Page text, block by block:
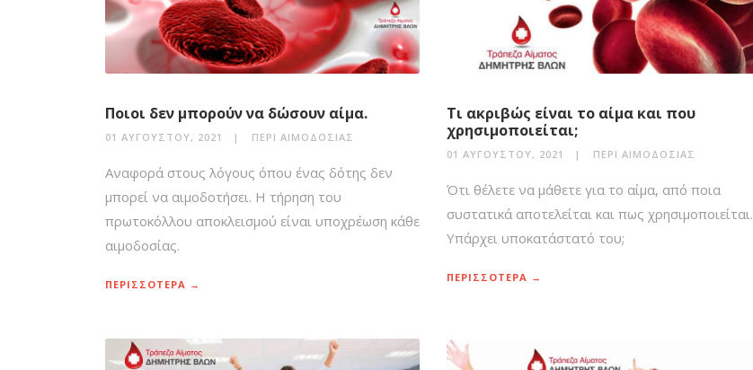
Ποιοι δεν μπορούν να δώσουν αίμα.
01 ΑΥΓΟΎΣΤΟΥ, 2021 ΠΕΡΊ ΑΙΜΟΔΟΣΊΑΣ
Αναφορά στους λόγους όπου ένας δότης δεν
μπορεί να αιμοδοτήσει. Η τήρηση του
πρωτοκόλλου αποκλεισμού είναι υποχρέωση κάθε
αιμοδοσίας.
ΠΕΡΙΣΣΟΤΕΡΑ →
Τι ακριβώς είναι το αίμα και που
χρησιμοποιείται;
01 ΑΥΓΟΎΣΤΟΥ, 2021 ΠΕΡΊ ΑΙΜΟΔΟΣΊΑΣ
Ότι θέλετε να μάθετε για το αίμα, από ποια
συστατικά αποτελείται και πως χρησιμοποιείται.
Υπάρχει υποκατάστατό του;
ΠΕΡΙΣΣΟΤΕΡΑ →